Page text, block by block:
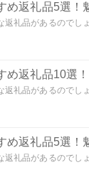
返礼品5選！
礼品があるのでし
返礼品10選
礼品があるのでし
返礼品5選！
礼品があるのでし